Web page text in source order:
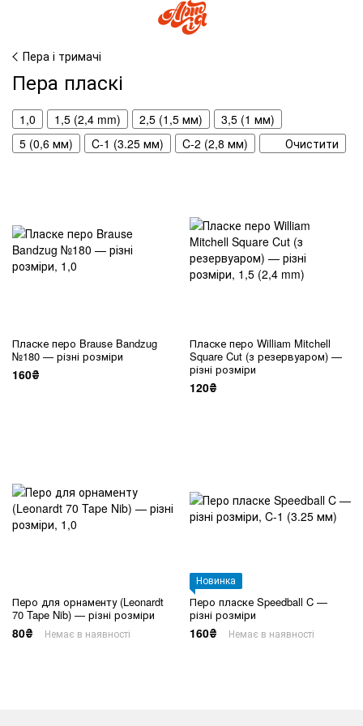
Пера і тримачі
Пера пласкі
1,0 1,5 (2,4 mm) 2,5 (1,5 мм)
3,5 (1 мм)
5 (0,6 мм)
C-1 (3.25 мм) C-2 (2,8 мм) Очистити
Пласке перо Brause Bandzug
№180 — різні розміри
160₴
Пласке перо William Mitchell
Square Cut (з резервуаром) —
різні розміри
120₴
Перо для орнаменту (Leonardt
70 Tape Nib) — різні розміри
80₴ Немає в наявності
Новинка
Перо пласке Speedball C —
різні розміри
160₴ Немає в наявності